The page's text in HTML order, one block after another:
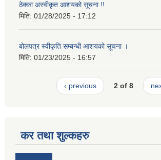
ठेक्का अस्वीकृत आशयको सूचना !!
मिति: 01/28/2025 - 17:12
बोलपत्र स्वीकृति सम्बन्धी आशयको सूचना ।
मिति: 01/23/2025 - 16:57
‹ previous 2 of 8
कर तथा शुल्कहरु